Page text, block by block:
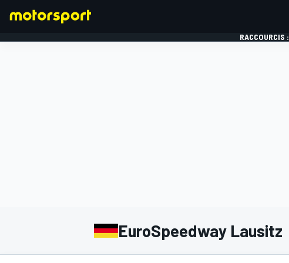
RACCOURCIS :
EuroSpeedway Lausitz